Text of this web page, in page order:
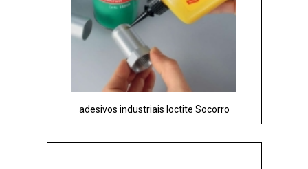
adesivos industriais loctite Socorro